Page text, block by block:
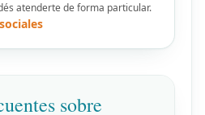
atenderte de forma particular.
sobre